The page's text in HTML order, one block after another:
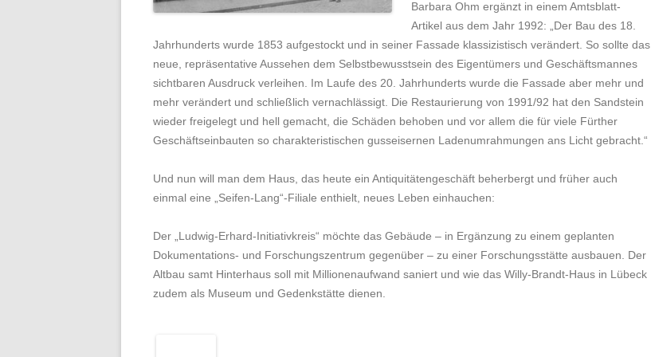
Barbara Ohm ergänzt in einem Amtsblatt-
Artikel aus dem Jahr 1992: „Der Bau des 18.
Jahrhunderts wurde 1853 aufgestockt und in seiner Fassade klassizistisch verändert. So sollte das
neue, repräsentative Aussehen dem Selbstbewusstsein des Eigentümers und Geschäftsmannes
sichtbaren Ausdruck verleihen. Im Laufe des 20. Jahrhunderts wurde die Fassade aber mehr und
mehr verändert und schließlich vernachlässigt. Die Restaurierung von 1991/92 hat den Sandstein
wieder freigelegt und hell gemacht, die Schäden behoben und vor allem die für viele Fürther
Geschäftseinbauten so charakteristischen gusseisernen Ladenumrahmungen ans Licht gebracht.“
Und nun will man dem Haus, das heute ein Antiquitätengeschäft beherbergt und früher auch
einmal eine „Seifen-Lang“-Filiale enthielt, neues Leben einhauchen:
Der „Ludwig-Erhard-Initiativkreis“ möchte das Gebäude – in Ergänzung zu einem geplanten
Dokumentations- und Forschungszentrum gegenüber – zu einer Forschungsstätte ausbauen. Der
Altbau samt Hinterhaus soll mit Millionenaufwand saniert und wie das Willy-Brandt-Haus in Lübeck
zudem als Museum und Gedenkstätte dienen.